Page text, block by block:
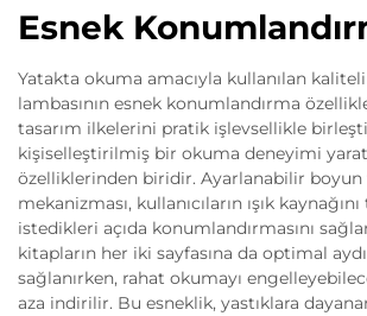
Esnek
Yatakta okuma amacıyla kullanılan
lambasının esnek konumlandırma
tasarım ilkelerini pratik işlevsellikle
kişiselleştirilmiş bir okuma deneyimi
özelliklerinden biridir. Ayarlanabilir boyun
mekanizması, kullanıcıların ışık
istedikleri açıda konumlandırmasını
kitapların her iki sayfasına da optimal
sağlanırken, rahat okumayı
aza indirilir. Bu esneklik, yastıklara